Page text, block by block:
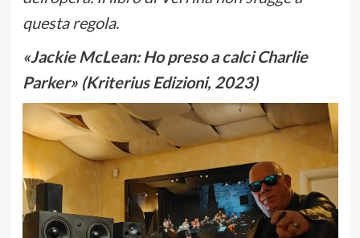
questa regola.
«Jackie McLean: Ho preso a calci Charlie
Parker» (Kriterius Edizioni, 2023)